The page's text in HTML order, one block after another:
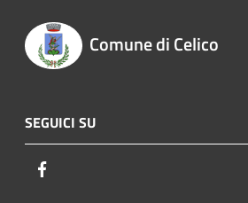
Comune di Celico
SEGUICI SU